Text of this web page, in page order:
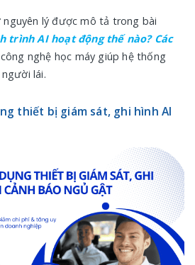
lý được mô tả trong bài
trình AI hoạt động thế nào? Các
nghệ học máy giúp hệ thống
người lái.
thiết bị giám sát, ghi hình AI